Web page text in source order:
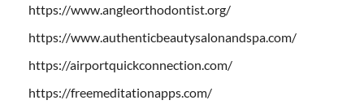
https://www.angleorthodontist.org/
https://www.authenticbeautysalonandspa.com/
https://airportquickconnection.com/
https://freemeditationapps.com/